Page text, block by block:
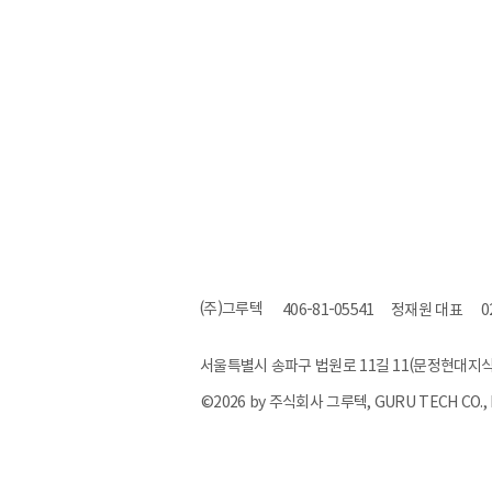
2025년 전사 워크샵 in 포천
(주)그루텍 406-81-05541 정재원 대표
서울특별시 송파구 법원로 11길 11(문정현대지
©2026 by 주식회사 그루텍, GURU TECH CO.,